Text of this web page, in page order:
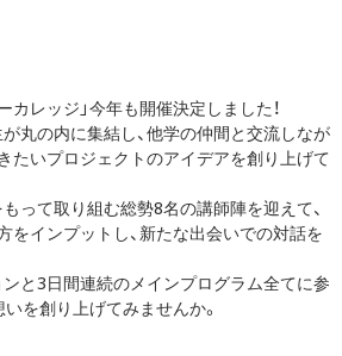
カレッジ」今年も開催決定しました！
が丸の内に集結し、他学の仲間と交流しなが
たいプロジェクトのアイデアを創り上げて
って取り組む総勢8名の講師陣を迎えて、
をインプットし、新たな出会いでの対話を
と3日間連続のメインプログラム全てに参
いを創り上げてみませんか。